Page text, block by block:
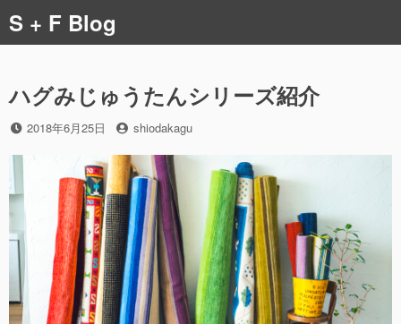
ン
テ
へ
ス
プ
S + F Blog
ハグみじゅうたんシリーズ紹介
投
日
2018年6月25日
投
者
shiodakagu